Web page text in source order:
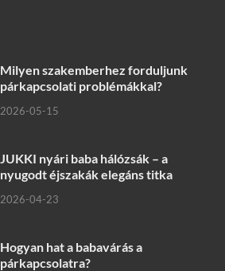
Milyen szakemberhez forduljunk
párkapcsolati problémákkal?
2026-05-15
JUKKI nyári baba hálózsák – a
nyugodt éjszakák elegáns titka
2026-04-23
Hogyan hat a babavárás a
párkapcsolatra?